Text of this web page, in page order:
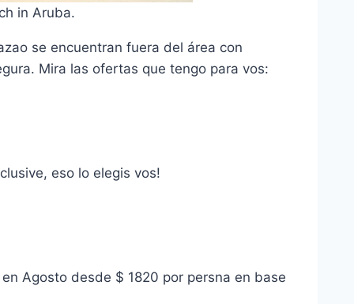
in Aruba.
se encuentran fuera del área con
Mira las ofertas que tengo para vos:
eso lo elegis vos!
Agosto desde $ 1820 por persna en base